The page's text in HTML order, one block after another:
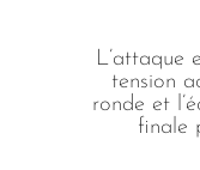
L’attaque
tension
ronde et
finale